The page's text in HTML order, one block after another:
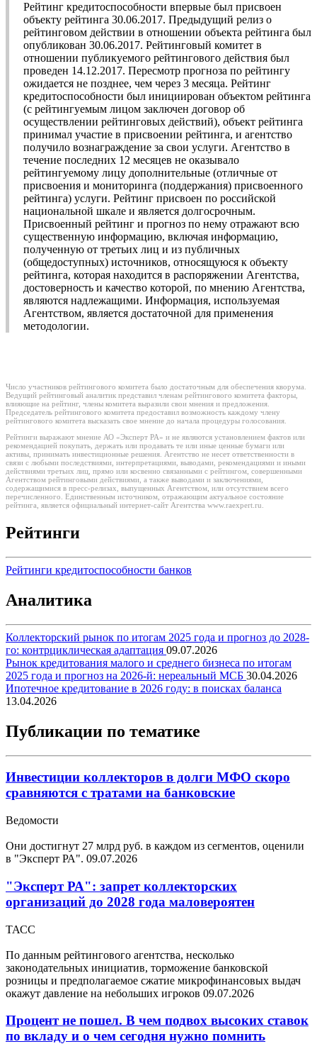
Рейтинг кредитоспособности впервые был присвоен
объекту рейтинга 30.06.2017. Предыдущий релиз о
рейтинговом действии в отношении объекта рейтинга был
опубликован 30.06.2017. Рейтинговый комитет в
отношении публикуемого рейтингового действия был
проведен 14.12.2017. Пересмотр прогноза по рейтингу
ожидается не позднее, чем через 3 месяца. Рейтинг
кредитоспособности был инициирован объектом рейтинга
(с рейтингуемым лицом заключен договор об
осуществлении рейтинговых действий), объект рейтинга
принимал участие в присвоении рейтинга, и агентство
получило вознаграждение за свои услуги. Агентство в
течение последних 12 месяцев не оказывало
рейтингуемому лицу дополнительные (отличные от
присвоения и мониторинга (поддержания) присвоенного
рейтинга) услуги. Рейтинг присвоен по российской
национальной шкале и является долгосрочным.
Присвоенный рейтинг и прогноз по нему отражают всю
существенную информацию, включая информацию,
полученную от третьих лиц и из публичных
(общедоступных) источников, относящуюся к объекту
рейтинга, которая находится в распоряжении Агентства,
достоверность и качество которой, по мнению Агентства,
являются надлежащими. Информация, используемая
Агентством, является достаточной для применения
методологии.
Число участников рейтингового комитета было достаточным для обеспечения кворума.
Ведущий рейтинговый аналитик представил членам рейтингового комитета факторы,
влияющие на рейтинг, члены комитета выразили свои мнения и предложения.
Председатель рейтингового комитета предоставил возможность каждому члену
рейтингового комитета высказать свое мнение до начала процедуры голосования.
Рейтинги выражают мнение АО «Эксперт РА» и не являются установлением фактов или
рекомендацией покупать, держать или продавать те или иные ценные бумаги или
активы, принимать инвестиционные решения. Агентство не несет ответственности в
связи с любыми последствиями, интерпретациями, выводами, рекомендациями и иными
действиями третьих лиц, прямо или косвенно связанными с рейтингом, совершенными
Агентством рейтинговыми действиями, а также выводами и заключениями,
содержащимися в пресс-релизах, выпущенных Агентством, или отсутствием всего
перечисленного. Единственным источником, отражающим актуальное состояние
рейтинга, является официальный интернет-сайт Агентства www.raexpert.ru.
Рейтинги
Рейтинги кредитоспособности банков
Аналитика
Коллекторский рынок по итогам 2025 года и прогноз до 2028-
го: контрциклическая адаптация 09.07.2026
Рынок кредитования малого и среднего бизнеса по итогам
2025 года и прогноз на 2026-й: нереальный МСБ 30.04.2026
Ипотечное кредитование в 2026 году: в поисках баланса
13.04.2026
Публикации по тематике
Инвестиции коллекторов в долги МФО скоро
сравняются с тратами на банковские
Ведомости
Они достигнут 27 млрд руб. в каждом из сегментов, оценили
в "Эксперт РА". 09.07.2026
"Эксперт РА": запрет коллекторских
организаций до 2028 года маловероятен
ТАСС
По данным рейтингового агентства, несколько
законодательных инициатив, торможение банковской
розницы и предполагаемое сжатие микрофинансовых выдач
окажут давление на небольших игроков 09.07.2026
Процент не пошел. В чем подвох высоких ставок
по вкладу и о чем сегодня нужно помнить